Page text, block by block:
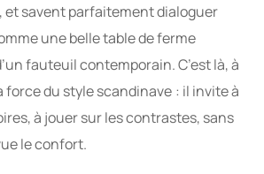
et savent parfaitement dialoguer
une belle table de ferme
fauteuil contemporain. C’est là, à
force du style scandinave : il invite à
à jouer sur les contrastes, sans
le confort.